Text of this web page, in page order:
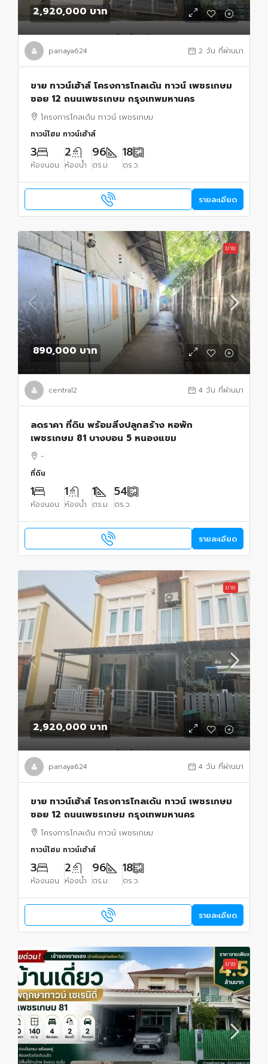
2,920,000 บาท
panaya624 2 วัน ที่ผ่านมา
ขาย ทาวน์เฮ้าส์ โครงการโกลเด้น ทาวน์ เพชรเกษม
ซอย 12 ถนนเพชรเกษม กรุงเทพมหานคร
โครงการโกลเด้น ทาวน์ เพชรเกษม
ทาวน์โฮม ทาวน์เฮ้าส์
3
ห้องนอน
2
ห้องน้ำ
96
ตร.ม.
18
ตร.ว.
รายละเอียด
ขาย
890,000 บาท
central2 4 วัน ที่ผ่านมา
ลดราคา ที่ดิน พร้อมสิ่งปลูกสร้าง หอพัก
เพชรเกษม 81 บางบอน 5 หนองแขม
-
ที่ดิน
1
ห้องนอน
1
ห้องน้ำ
1
ตร.ม.
54
ตร.ว.
รายละเอียด
ขาย
2,920,000 บาท
panaya624 4 วัน ที่ผ่านมา
ขาย ทาวน์เฮ้าส์ โครงการโกลเด้น ทาวน์ เพชรเกษม
ซอย 12 ถนนเพชรเกษม กรุงเทพมหานคร
โครงการโกลเด้น ทาวน์ เพชรเกษม
ทาวน์โฮม ทาวน์เฮ้าส์
3
ห้องนอน
2
ห้องน้ำ
96
ตร.ม.
18
ตร.ว.
รายละเอียด
ขาย